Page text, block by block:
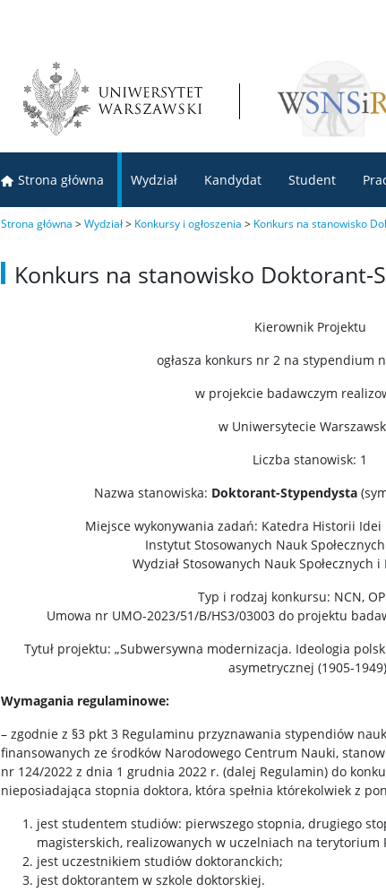
Strona główna Wydział Kandydat Student
Strona główna >Wydział> Konkursy i ogłoszenia > Konkurs na stanowisko
Konkurs na stanowisko Doktorant-
Kierownik Projektu
ogłasza konkurs nr 2 na stypendium
w projekcie badawczym
w Uniwersytecie
Liczba stanowisk: 1
Nazwa stanowiska: Doktorant-Stypendysta
Miejsce wykonywania zadań: Katedra Historii
Instytut Stosowanych Nauk
Wydział Stosowanych Nauk Społecznych
Typ i rodzaj konkursu: NCN,
Umowa nr UMO-2023/51/B/HS3/03003 do projektu
Tytuł projektu: „Subwersywna modernizacja. Ideologia
asymetrycznej (1905-
Wymagania regulaminowe:
– zgodnie z §3 pkt 3 Regulaminu przyznawania stypendiów
finansowanych ze środków Narodowego Centrum Nauki,
nr 124/2022 z dnia 1 grudnia 2022 r. (dalej Regulamin) do
nieposiadająca stopnia doktora, która spełnia którekolwiek z
jest studentem studiów: pierwszego stopnia, drugiego
magisterskich, realizowanych w uczelniach na terytorium
jest uczestnikiem studiów doktoranckich;
jest doktorantem w szkole doktorskiej.